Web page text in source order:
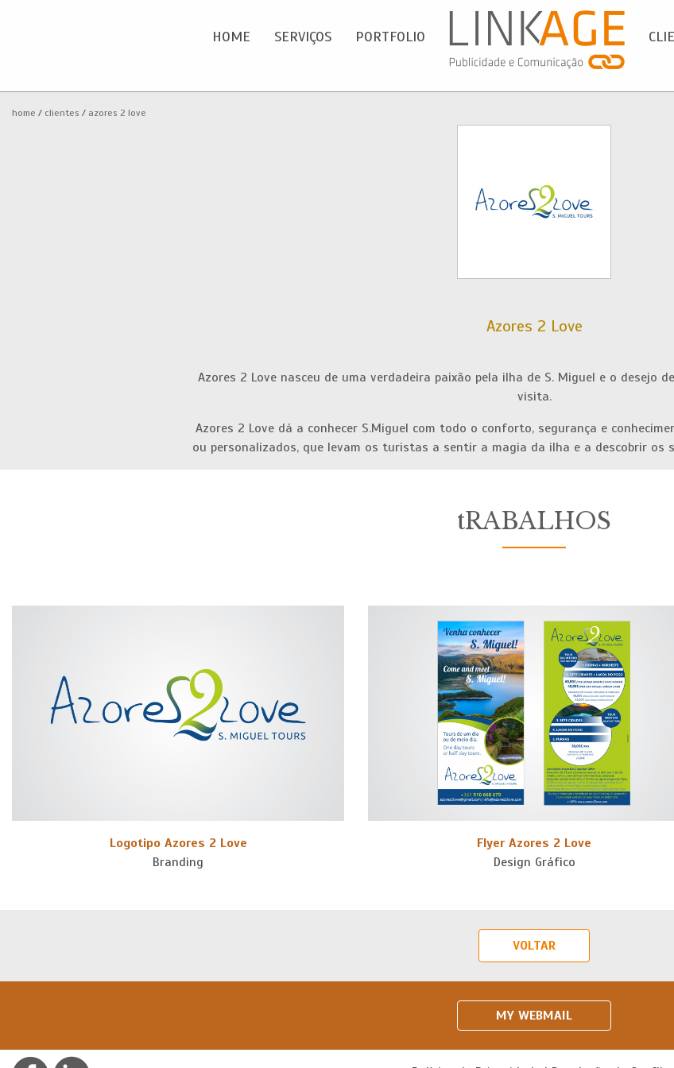
Serviços
HOME SERVIÇOS PORTFOLIO
home clientes azores 2 love
Azores 2 Love
Azores 2 Love nasceu de uma verdadeira paixão pela ilha de S. Miguel e o desejo
visita.
Azores 2 Love dá a conhecer S.Miguel com todo o conforto, segurança e
ou personalizados, que levam os turistas a sentir a magia da ilha e a descobrir os
tRABALHOS
Logotipo Azores 2 Love
Branding
Flyer Azores 2 Love
Design Gráfico
VOLTAR
MY WEBMAIL